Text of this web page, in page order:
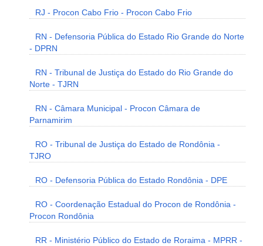
RJ - Procon Cabo Frio - Procon Cabo Frio
RN - Defensoria Pública do Estado Rio Grande do Norte
- DPRN
RN - Tribunal de Justiça do Estado do Rio Grande do
Norte - TJRN
RN - Câmara Municipal - Procon Câmara de
Parnamirim
RO - Tribunal de Justiça do Estado de Rondônia -
TJRO
RO - Defensoria Pública do Estado Rondônia - DPE
RO - Coordenação Estadual do Procon de Rondônia -
Procon Rondônia
RR - Ministério Público do Estado de Roraima - MPRR -